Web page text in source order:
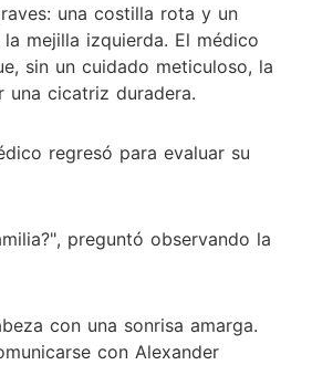
una costilla rota y un
mejilla izquierda. El médico
sin un cuidado meticuloso, la
una cicatriz duradera.
regresó para evaluar su
preguntó observando la
con una sonrisa amarga.
con Alexander